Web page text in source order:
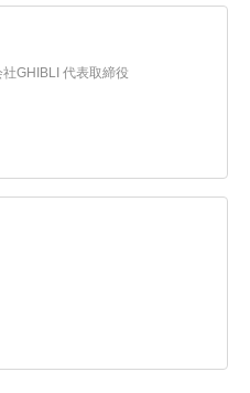
GHIBLI 代表取締役